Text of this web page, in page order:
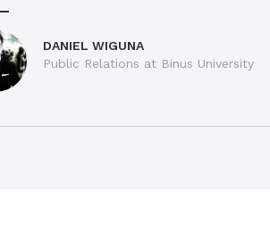
DANIEL WIGUNA
Public Relations at Binus University